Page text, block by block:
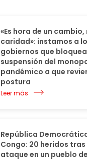
«Es hora de un cambio,
caridad»: instamos a
gobiernos que
suspensión del
pandémico a que
postura
Leer más
República
Congo: 20 heridos tras
ataque en un pueblo